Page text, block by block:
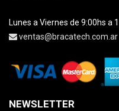
Lunes a Viernes de 9:00hs a
ventas@bracatech.com.ar
NEWSLETTER